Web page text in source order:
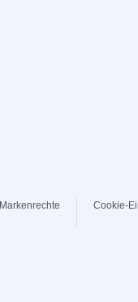
Markenrechte Cookie-